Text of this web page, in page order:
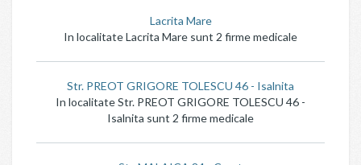
Lacrita Mare
In localitate Lacrita Mare sunt 2 firme medicale
Str. PREOT GRIGORE TOLESCU 46 - Isalnita
In localitate Str. PREOT GRIGORE TOLESCU 46 -
Isalnita sunt 2 firme medicale